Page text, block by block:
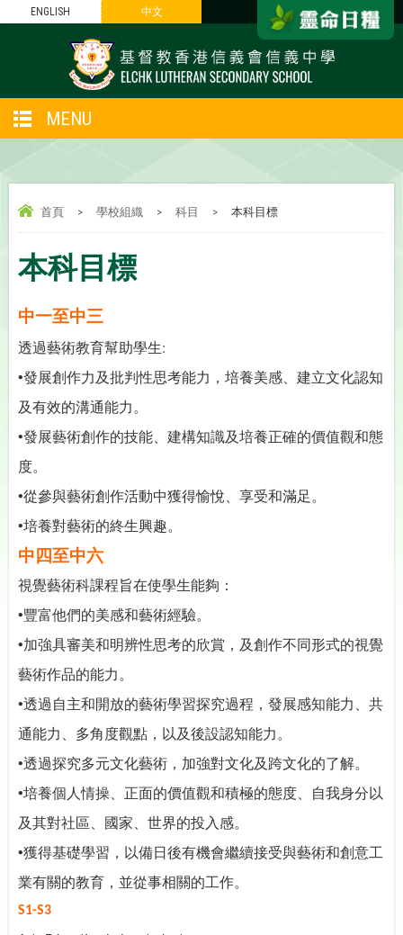
ENGLISH 中文
MENU
首頁 > 學校組織 > 科目 > 本科目標
本科目標
中一至中三
透過藝術教育幫助學生:
•發展創作力及批判性思考能力，培養美感、建立文化認知
及有效的溝通能力。
•發展藝術創作的技能、建構知識及培養正確的價值觀和態
度。
•從參與藝術創作活動中獲得愉悅、享受和滿足。
•培養對藝術的終生興趣。
中四至中六
視覺藝術科課程旨在使學生能夠：
•豐富他們的美感和藝術經驗。
•加強具審美和明辨性思考的欣賞，及創作不同形式的視覺
藝術作品的能力。
•透過自主和開放的藝術學習探究過程，發展感知能力、共
通能力、多角度觀點，以及後設認知能力。
•透過探究多元文化藝術，加強對文化及跨文化的了解。
•培養個人情操、正面的價值觀和積極的態度、自我身分以
及其對社區、國家、世界的投入感。
•獲得基礎學習，以備日後有機會繼續接受與藝術和創意工
業有關的教育，並從事相關的工作。
S1-S3